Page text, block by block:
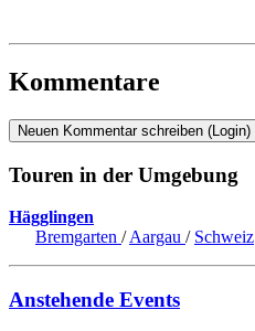
Kommentare
Neuen Kommentar schreiben (Login)
Touren in der Umgebung
Hägglingen
Bremgarten /Aargau / Schweiz
Anstehende Events